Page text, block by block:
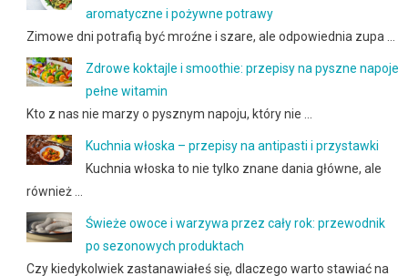
aromatyczne i pożywne potrawy
Zimowe dni potrafią być mroźne i szare, ale odpowiednia zupa …
Zdrowe koktajle i smoothie: przepisy na pyszne napoje
pełne witamin
Kto z nas nie marzy o pysznym napoju, który nie …
Kuchnia włoska – przepisy na antipasti i przystawki
Kuchnia włoska to nie tylko znane dania główne, ale
również …
Świeże owoce i warzywa przez cały rok: przewodnik
po sezonowych produktach
Czy kiedykolwiek zastanawiałeś się, dlaczego warto stawiać na